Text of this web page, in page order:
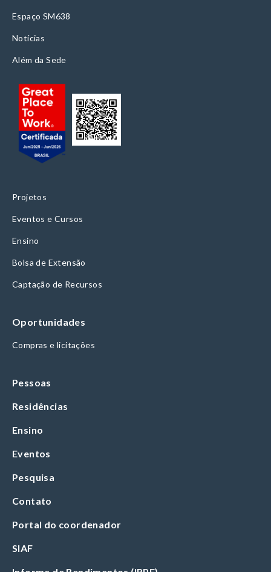
Espaço SM638
Notícias
Além da Sede
Projetos
Eventos e Cursos
Ensino
Bolsa de Extensão
Captação de Recursos
Oportunidades
Compras e licitações
Pessoas
Residências
Ensino
Eventos
Pesquisa
Contato
Portal do coordenador
SIAF